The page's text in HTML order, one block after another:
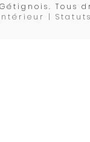
Tous
|